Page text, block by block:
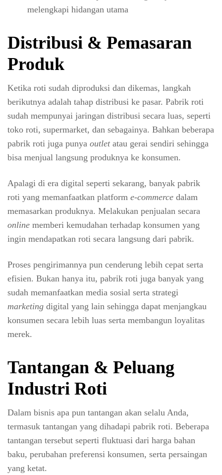
melengkapi hidangan utama
Distribusi & Pemasaran
Produk
Ketika roti sudah diproduksi dan dikemas, langkah
berikutnya adalah tahap distribusi ke pasar. Pabrik roti
sudah mempunyai jaringan distribusi secara luas, seperti
toko roti, supermarket, dan sebagainya. Bahkan beberapa
pabrik roti juga punya outletatau gerai sendiri sehingga
bisa menjual langsung produknya ke konsumen.
Apalagi di era digital seperti sekarang, banyak pabrik
roti yang memanfaatkan platform e-commerce dalam
memasarkan produknya. Melakukan penjualan secara
online memberi kemudahan terhadap konsumen yang
ingin mendapatkan roti secara langsung dari pabrik.
Proses pengirimannya pun cenderung lebih cepat serta
efisien. Bukan hanya itu, pabrik roti juga banyak yang
sudah memanfaatkan media sosial serta strategi
marketing digital yang lain sehingga dapat menjangkau
konsumen secara lebih luas serta membangun loyalitas
merek.
Tantangan & Peluang
Industri Roti
Dalam bisnis apa pun tantangan akan selalu Anda,
termasuk tantangan yang dihadapi pabrik roti. Beberapa
tantangan tersebut seperti fluktuasi dari harga bahan
baku, perubahan preferensi konsumen, serta persaingan
yang ketat.